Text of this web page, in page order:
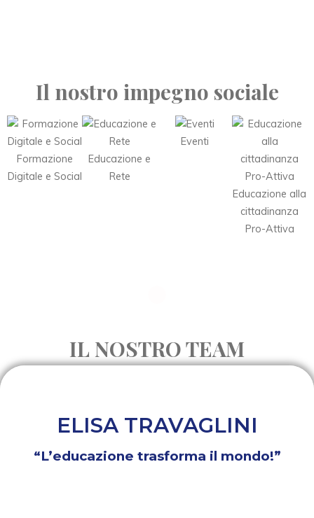
Il nostro impegno sociale
Formazione
Digitale e Social
Educazione e
Rete
Eventi
Educazione alla
cittadinanza
Pro-Attiva
IL NOSTRO TEAM
ELISA TRAVAGLINI
“L’educazione trasforma il mondo!”